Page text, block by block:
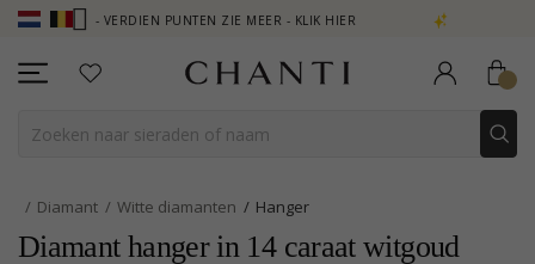
- VERDIEN PUNTEN ZIE MEER - KLIK HIER NEW COLLECTION |
Diamant Witte diamanten Hanger
Diamant hanger in 14 caraat witgoud